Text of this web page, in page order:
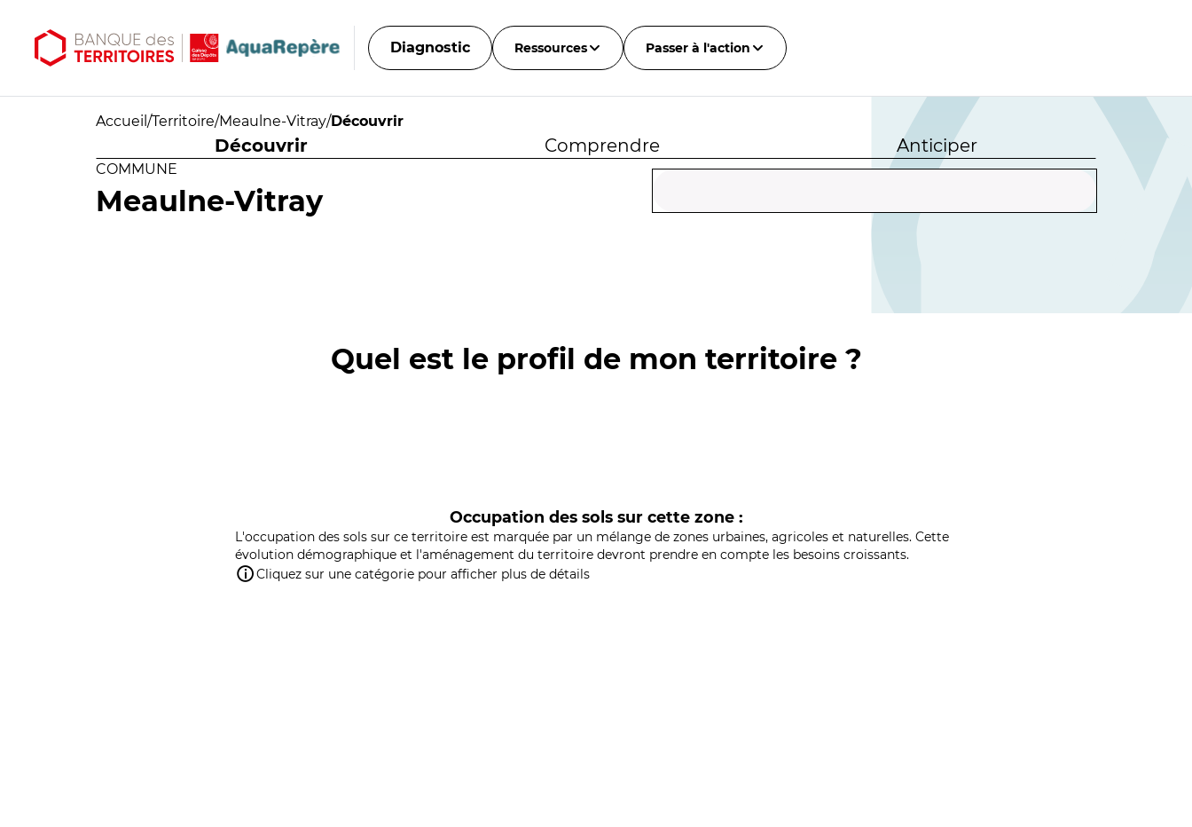
Diagnostic Ressources Passer à l'action
Accueil /Territoire/Meaulne-Vitray/Découvrir
Découvrir Comprendre Anticiper
COMMUNE
Meaulne-Vitray
Quel est le profil de mon territoire ?
Occupation des sols sur cette zone :
L'occupation des sols sur ce territoire est marquée par un mélange de zones urbaines, agricoles et naturelles. Cette
évolution démographique et l'aménagement du territoire devront prendre en compte les besoins croissants.
Cliquez sur une catégorie pour afficher plus de détails